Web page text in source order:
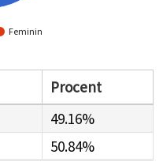
Feminin
Procent
49.16%
50.84%